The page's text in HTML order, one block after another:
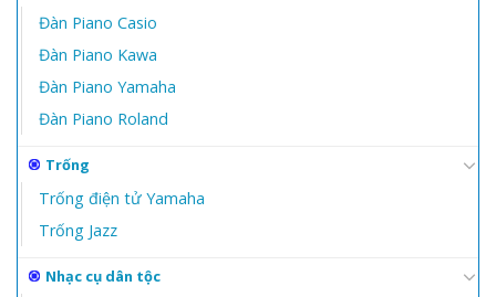
Đàn Piano Casio
Đàn Piano Kawa
Đàn Piano Yamaha
Đàn Piano Roland
Trống
Trống điện tử Yamaha
Trống Jazz
Nhạc cụ dân tộc